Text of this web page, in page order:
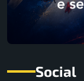
Social